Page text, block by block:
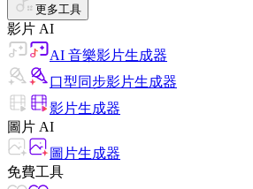
更多工具
影片 AI
AI 音樂影片生成器
口型同步影片生成器
影片生成器
圖片 AI
圖片生成器
免費工具